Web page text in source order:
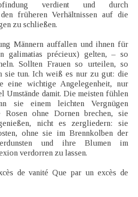
verdient und durch
früheren Verhältnissen auf die
zu schließen.
Männern auffallen und ihnen für
galimatias précieux) gelten, – so
Sollten Frauen so urteilen, so
sie tun. Ich weiß es nur zu gut: die
eine wichtige Angelegenheit, nur
Umstände damit. Die meisten fühlen
sie einem leichten Vergnügen
Rosen ohne Dornen brechen, sie
nicht es zergliedern: sie
ohne sie im Brennkolben der
und ihre Blumen im
verdorren zu lassen.
de vanité Que par un excès de